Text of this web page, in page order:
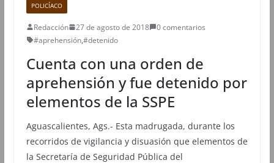
POLICÍACO
Redacción 27 de agosto de 2018
0 comentarios
#aprehensión,#detenido
Cuenta con una orden de
aprehensión y fue detenido por
elementos de la SSPE
Aguascalientes, Ags.- Esta madrugada, durante los
recorridos de vigilancia y disuasión que elementos de
la Secretaría de Seguridad Pública del